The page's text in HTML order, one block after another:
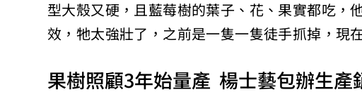
型大殼又硬，且藍莓樹的葉子、花、果實都吃
效，牠太強壯了，之前是一隻一隻徒手抓掉，現
果樹照顧3年始量產 楊士藝包辦生